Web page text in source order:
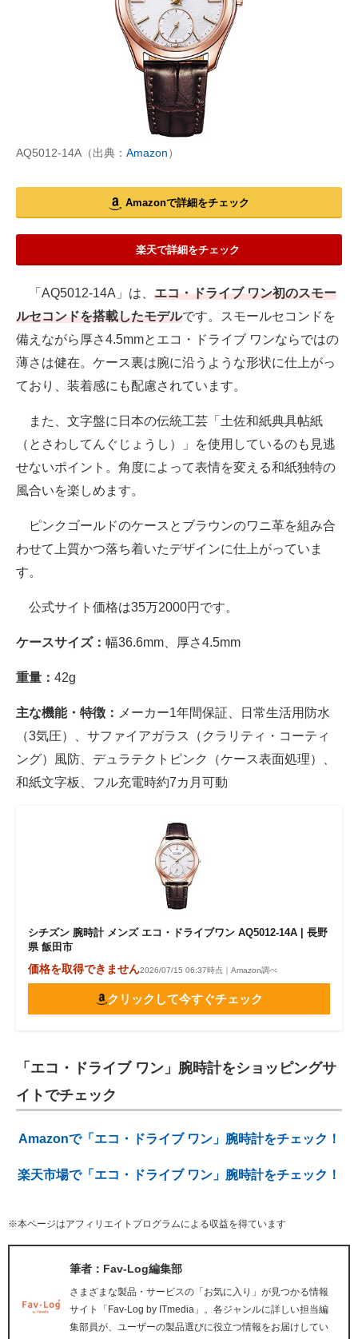
AQ5012-14A（出典： Amazon）
Amazonで詳細をチェック
楽天で詳細をチェック
「AQ5012-14A」は、 エコ・ドライブ ワン初のスモー
ルセコンドを搭載したモデルです。スモールセコンドを
備えながら厚さ4.5mmとエコ・ドライブ ワンならではの
薄さは健在。ケース裏は腕に沿うような形状に仕上がっ
ており、装着感にも配慮されています。
また、文字盤に日本の伝統工芸「土佐和紙典具帖紙
（とさわしてんぐじょうし）」を使用しているのも見逃
せないポイント。角度によって表情を変える和紙独特の
風合いを楽しめます。
ピンクゴールドのケースとブラウンのワニ革を組み合
わせて上質かつ落ち着いたデザインに仕上がっていま
す。
公式サイト価格は35万2000円です。
ケースサイズ： 幅36.6mm、厚さ4.5mm
重量： 42g
主な機能・特徴： メーカー1年間保証、日常生活用防水
（3気圧）、サファイアガラス（クラリティ・コーティ
ング）風防、デュラテクトピンク（ケース表面処理）、
和紙文字板、フル充電時約7カ月可動
シチズン 腕時計 メンズ エコ・ドライブワン AQ5012-14A | 長野
県 飯田市
価格を取得できません2026/07/15 06:37時点｜Amazon調べ
クリックして今すぐチェック
「エコ・ドライブ ワン」腕時計をショッピングサ
イトでチェック
Amazonで「エコ・ドライブ ワン」腕時計をチェック！
楽天市場で「エコ・ドライブ ワン」腕時計をチェック！
※本ページはアフィリエイトプログラムによる収益を得ています
筆者：Fav-Log編集部
さまざまな製品・サービスの「お気に入り」が見つかる情報
サイト「Fav-Log by ITmedia」。各ジャンルに詳しい担当編
集部員が、ユーザーの製品選びに役立つ情報をお届けしてい